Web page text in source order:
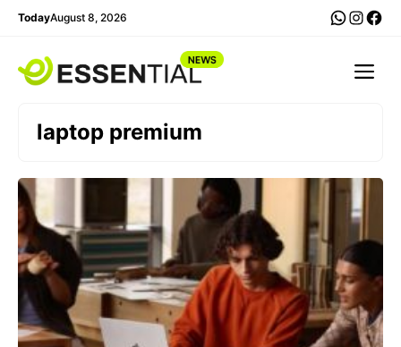
Skip
content
TodayAugust 8, 2026
laptop premium